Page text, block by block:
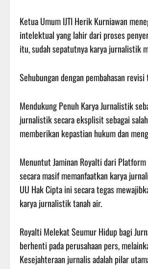
Ketua Umum IJTI Herik Kurniawan
intelektual yang lahir dari proses
itu, sudah sepatutnya karya jurnalistik
Sehubungan dengan pembahasan
Mendukung Penuh Karya Jurnalistik
jurnalistik secara eksplisit sebagai
memberikan kepastian hukum dan
Menuntut Jaminan Royalti dari
secara masif memanfaatkan karya
UU Hak Cipta ini secara tegas
karya jurnalistik tanah air.
Royalti Melekat Seumur Hidup bagi
berhenti pada perusahaan pers,
Kesejahteraan jurnalis adalah pilar